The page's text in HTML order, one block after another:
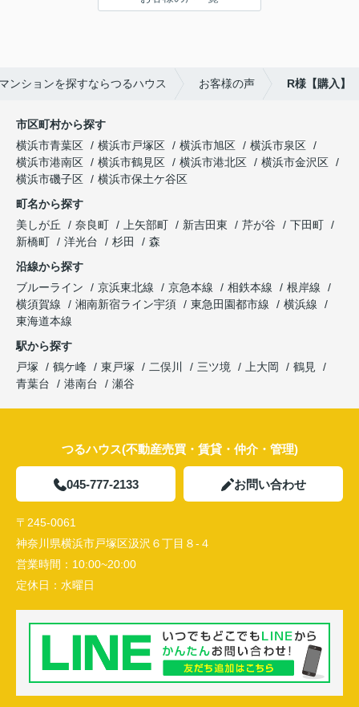
ンションを探すならつるハウス お客様の声 R様【購入】
市区町村から探す
横浜市青葉区
横浜市戸塚区 横浜市旭区
横浜市泉区
横浜市港南区
横浜市鶴見区 横浜市港北区
横浜市金沢区
横浜市磯子区
横浜市保土ケ谷区
町名から探す
美しが丘
奈良町 上矢部町 新吉田東 芹が谷
下田町
新橋町
洋光台 杉田
森
沿線から探す
ブルーライン
京浜東北線 京急本線 相鉄本線
根岸線
横須賀線
湘南新宿ライン宇須 東急田園都市線
横浜線
東海道本線
駅から探す
戸塚
鶴ケ峰 東戸塚 二俣川 三ツ境 上大岡
鶴見
青葉台
港南台 瀬谷
つるハウス(不動産売買・賃貸・仲介・管理)
045-777-2133 お問い合わせ
〒245-0061
神奈川県横浜市戸塚区汲沢６丁目８-４
営業時間： 10:00~20:00
定休日： 水曜日